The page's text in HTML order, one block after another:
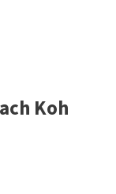
Koh